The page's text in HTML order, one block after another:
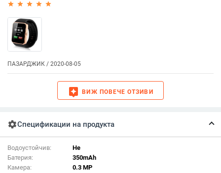
star_rate
star_rate
star_rate
star_rate
star_rate
ПАЗАРДЖИК / 2020-08-05
assistant ВИЖ ПОВЕЧЕ ОТЗИВИ
settingsСпецификации на продукта
Водоустойчив:
Не
Батерия:
350mAh
Камера:
0.3 MP